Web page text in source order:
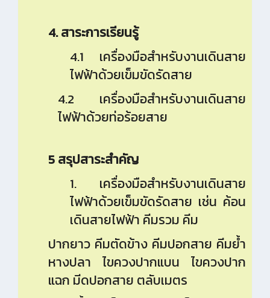
4. สาระการเรียนรู้
4.1 เครื่องมือสำหรับงานเดินสาย
ไฟฟ้าด้วยเข็มขัดรัดสาย
4.2 เครื่องมือสำหรับงานเดินสาย
ไฟฟ้าด้วยท่อร้อยสาย
5 สรุปสาระสำคัญ
1. เครื่องมือสำหรับงานเดินสาย
ไฟฟ้าด้วยเข็มขัดรัดสาย เช่น ค้อน
เดินสายไฟฟ้า คีมรวม คีม
ปากยาว คีมตัดข้าง คีมปอกสาย คีมย้ำ
หางปลา ไขควงปากแบน ไขควงปาก
แฉก มีดปอกสาย ตลับเมตร